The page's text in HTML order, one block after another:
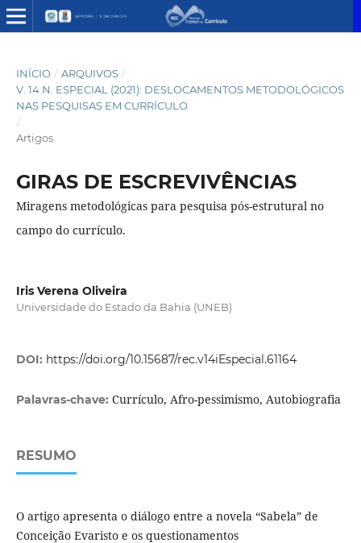
INÍCIO / ARQUIVOS /
V. 14 N. ESPECIAL (2021): DESLOCAMENTOS METODOLÓGICOS
NAS PESQUISAS EM CURRÍCULO
/
Artigos
GIRAS DE ESCREVIVÊNCIAS
Miragens metodológicas para pesquisa pós-estrutural no
campo do currículo.
Iris Verena Oliveira
Universidade do Estado da Bahia (UNEB)
DOI: https://doi.org/10.15687/rec.v14iEspecial.61164
Palavras-chave: Currículo, Afro-pessimismo, Autobiografia
RESUMO
O artigo apresenta o diálogo entre a novela “Sabela” de
Conceição Evaristo e os questionamentos